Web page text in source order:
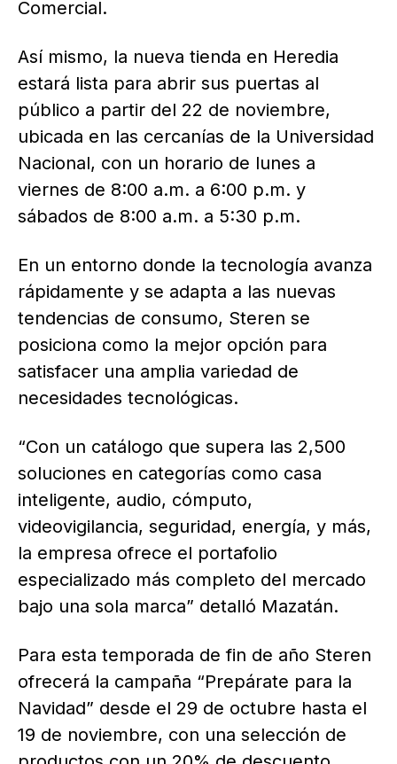
Comercial.
Así mismo, la nueva tienda en Heredia
estará lista para abrir sus puertas al
público a partir del 22 de noviembre,
ubicada en las cercanías de la Universidad
Nacional, con un horario de lunes a
viernes de 8:00 a.m. a 6:00 p.m. y
sábados de 8:00 a.m. a 5:30 p.m.
En un entorno donde la tecnología avanza
rápidamente y se adapta a las nuevas
tendencias de consumo, Steren se
posiciona como la mejor opción para
satisfacer una amplia variedad de
necesidades tecnológicas.
“Con un catálogo que supera las 2,500
soluciones en categorías como casa
inteligente, audio, cómputo,
videovigilancia, seguridad, energía, y más,
la empresa ofrece el portafolio
especializado más completo del mercado
bajo una sola marca” detalló Mazatán.
Para esta temporada de fin de año Steren
ofrecerá la campaña “Prepárate para la
Navidad” desde el 29 de octubre hasta el
19 de noviembre, con una selección de